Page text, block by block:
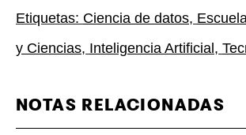
Etiquetas: Ciencia de datos,
y Ciencias, Inteligencia Artificial,
NOTAS RELACIONADAS